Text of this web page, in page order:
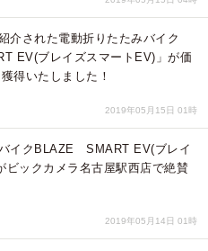
介された電動折りたたみバイク
EV(ブレイズスマートEV)」が価
得いたしました！
2019年05月15日 01時
イクBLAZE SMART EV(ブレイ
ビックカメラ名古屋駅西店で絶賛
2019年05月14日 01時